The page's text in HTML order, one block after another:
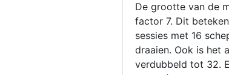
De grootte van de
factor 7. Dit
sessies met 16
draaien. Ook is het
verdubbeld tot 32.